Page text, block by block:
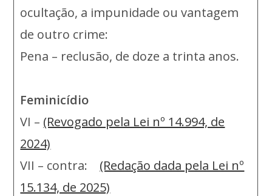
ocultação, a impunidade ou vantagem
de outro crime:
Pena – reclusão, de doze a trinta anos.
Feminicídio
VI – (Revogado pela Lei nº 14.994, de
2024)
VII – contra: (Redação dada pela Lei nº
15.134, de 2025)